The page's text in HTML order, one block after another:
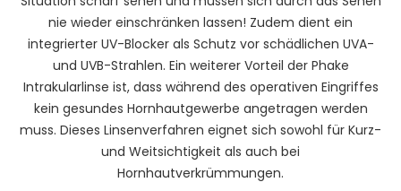
nie wieder einschränken lassen! Zudem dient ein
integrierter UV-Blocker als Schutz vor schädlichen UVA-
und UVB-Strahlen. Ein weiterer Vorteil der Phake
Intrakularlinse ist, dass während des operativen Eingriffes
kein gesundes Hornhautgewerbe angetragen werden
muss. Dieses Linsenverfahren eignet sich sowohl für Kurz-
und Weitsichtigkeit als auch bei
Hornhautverkrümmungen.